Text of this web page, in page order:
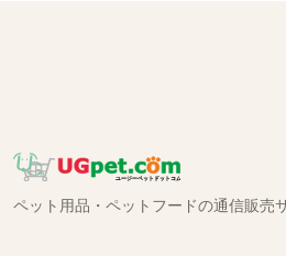
ペット用品・ペットフードの通信販売